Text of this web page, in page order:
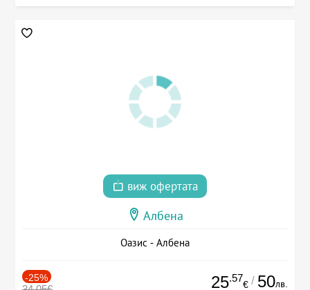
виж офертата
Албена
Оазис - Албена
-25% 25.57
€ / 50лв.